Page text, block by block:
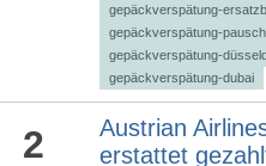
gepäckverspätung-
gepäckverspätung-
gepäckverspätung-
gepäckverspätung-dubai
2
Austrian
erstattet